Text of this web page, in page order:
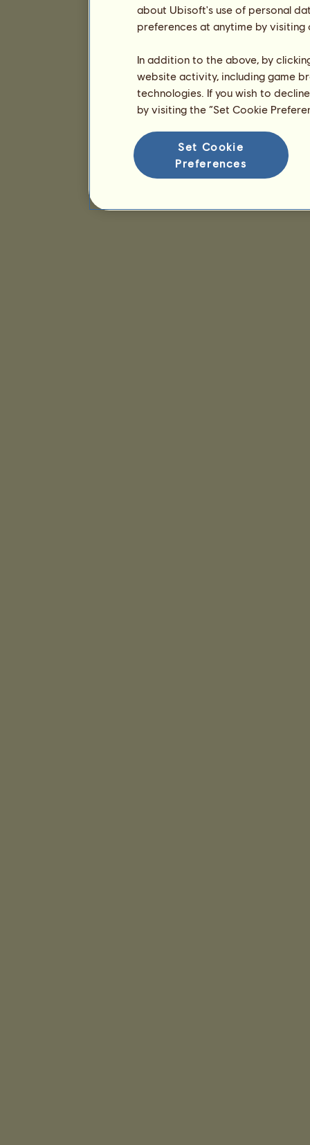
about Ubisoft's use of personal
preferences at anytime by
In addition to the above, by
website activity, including game
technologies. If you wish to
by visiting the “Set Cookie
Set Cookie
Preferences